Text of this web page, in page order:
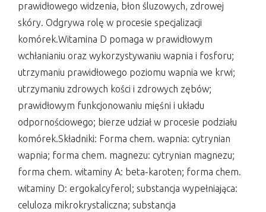
prawidłowego widzenia, błon śluzowych, zdrowej
skóry. Odgrywa rolę w procesie specjalizacji
komórek.Witamina D pomaga w prawidłowym
wchłanianiu oraz wykorzystywaniu wapnia i fosforu;
utrzymaniu prawidłowego poziomu wapnia we krwi;
utrzymaniu zdrowych kości i zdrowych zębów;
prawidłowym funkcjonowaniu mięśni i układu
odpornościowego; bierze udział w procesie podziału
komórek.Składniki: Forma chem. wapnia: cytrynian
wapnia; forma chem. magnezu: cytrynian magnezu;
forma chem. witaminy A: beta-karoten; forma chem.
witaminy D: ergokalcyferol; substancja wypełniająca:
celuloza mikrokrystaliczna; substancja